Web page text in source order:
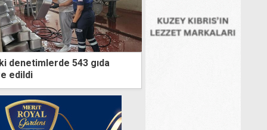
denetimlerde 543 gıda
edildi